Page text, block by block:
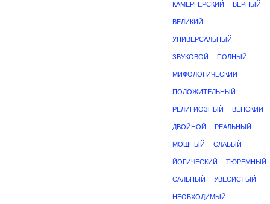
КАМЕРГЕРСКИЙ ВЕРНЫЙ
ВЕЛИКИЙ
УНИВЕРСАЛЬНЫЙ
ЗВУКОВОЙ ПОЛНЫЙ
МИФОЛОГИЧЕСКИЙ
ПОЛОЖИТЕЛЬНЫЙ
РЕЛИГИОЗНЫЙ ВЕНСКИЙ
ДВОЙНОЙ РЕАЛЬНЫЙ
МОЩНЫЙ СЛАБЫЙ
ЙОГИЧЕСКИЙ ТЮРЕМНЫЙ
САЛЬНЫЙ УВЕСИСТЫЙ
НЕОБХОДИМЫЙ